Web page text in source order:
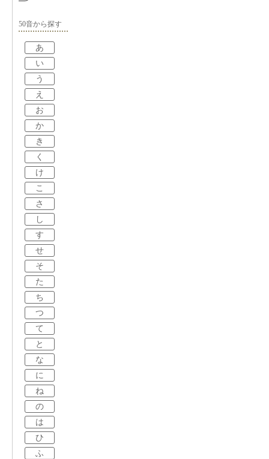
50音から探す
あ
い
う
え
お
か
き
く
け
こ
さ
し
す
せ
そ
た
ち
つ
て
と
な
に
ね
の
は
ひ
ふ